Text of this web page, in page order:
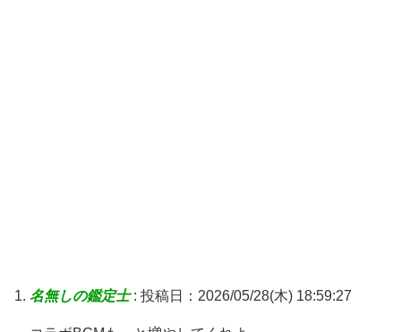
名無しの鑑定士: 投稿日：2026/05/28(木) 18:59:27